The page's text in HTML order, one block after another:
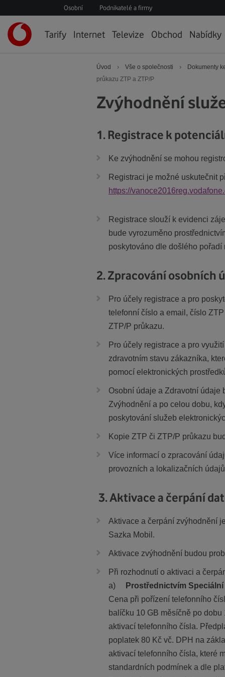
Osobní Podnikatelé a firmy
stránkaTarify Internet Televize Obchod Nabídky
Úvod › Vše o společnosti › Dokumenty
průkazu ZTP a ZTP/P
Zvýhodnění
1. Registrace k
Ke zvýhodnění se mohou
Registraci je možné uskutečnit
https://
Registrace slouží k evidenci
bude vyrozuměno
poskytováno dle došlého
2. Zpracování osobních
Pro účely registrace a pro
telefonní číslo a email, číslo
ZTP/P průkazu.
Pro účely registrace a pro
zdravotním stavu zákazníka,
pomocí elektronických
Osobní údaje a Zdravotní údaje
Zvýhodnění a po celou dobu,
poskytování služeb
Kopie ZTP či ZTP/P průkazu
Více informací o zpracování
provozních a lokalizačních
3. Aktivace a čerpání
Aktivace a čerpání zvýhodnění
Sazka Mobil.
Aktivace zvýhodnění budou
Při rozhodnutí o aktivaci a
a)
Prostřednictvím
Cena při pořízení telefonního
balíčku 10 GB měsíčně po
aktivací telefonního čísla.
poplatek 80 Kč vč. DPH na
aktivací telefonního čísla, které
standardních podmínek a dle